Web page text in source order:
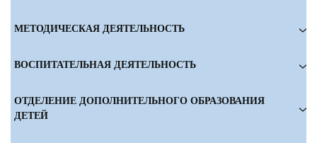
МЕТОДИЧЕСКАЯ ДЕЯТЕЛЬНОСТЬ
ВОСПИТАТЕЛЬНАЯ ДЕЯТЕЛЬНОСТЬ
ОТДЕЛЕНИЕ ДОПОЛНИТЕЛЬНОГО ОБРАЗОВАНИЯ
ДЕТЕЙ